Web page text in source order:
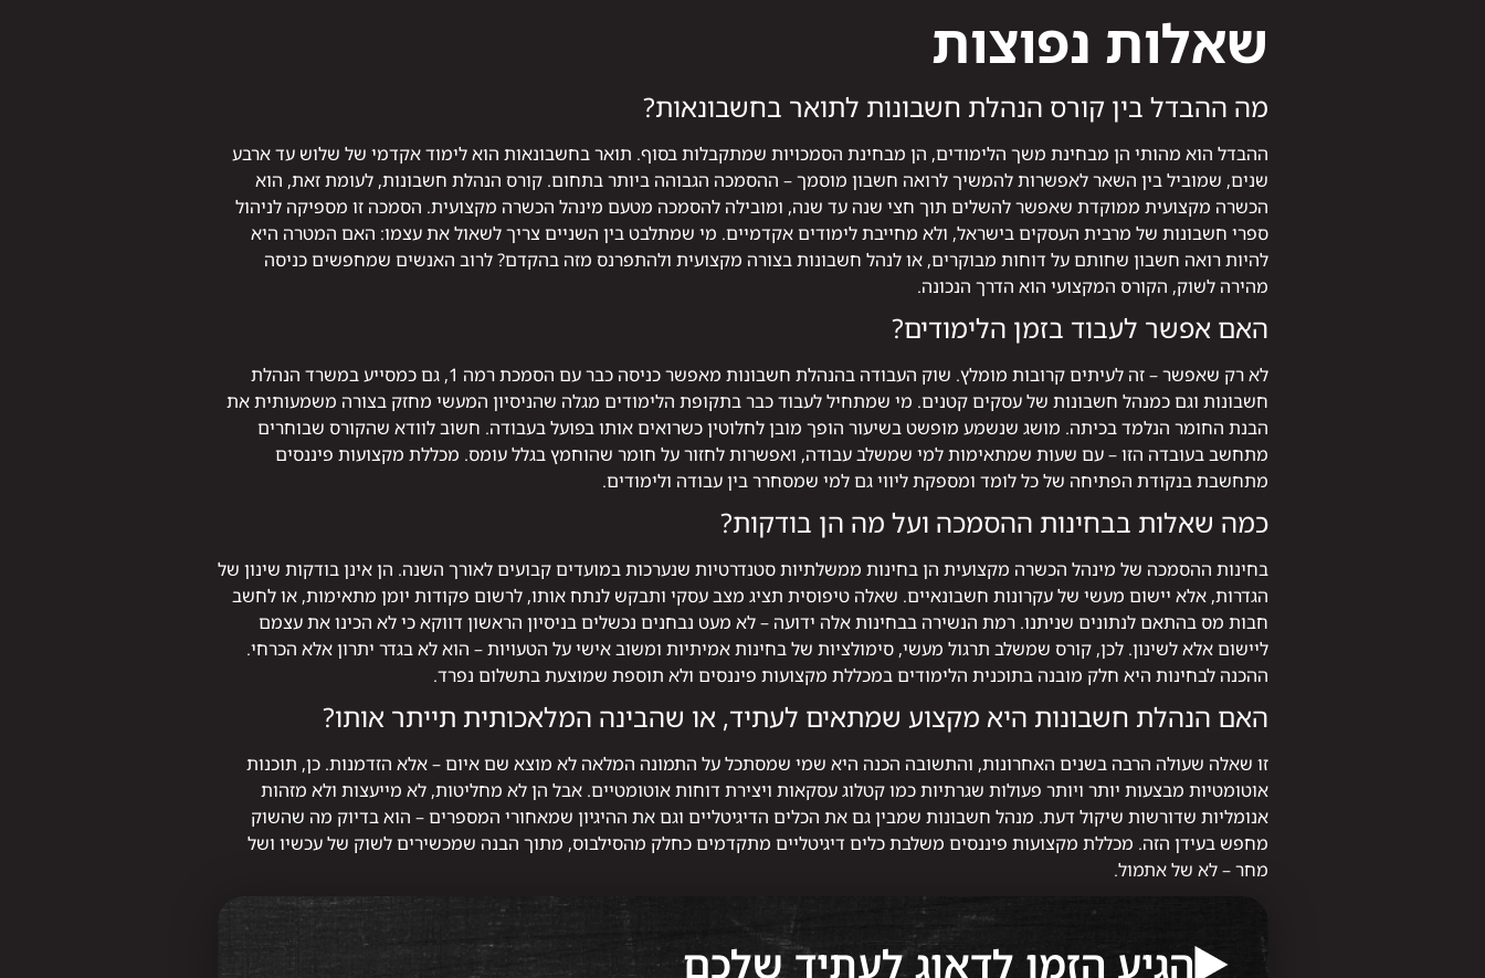
שאלות נפוצות
מה ההבדל בין קורס הנהלת חשבונות לתואר בחשבונאות?
ההבדל הוא מהותי הן מבחינת משך הלימודים, הן מבחינת הסמכויות שמתקבלות בסוף. תואר בחשבונאות הוא לימוד אקדמי של שלוש עד ארבע
שנים, שמוביל בין השאר לאפשרות להמשיך לרואה חשבון מוסמך – ההסמכה הגבוהה ביותר בתחום. קורס הנהלת חשבונות, לעומת זאת, הוא
הכשרה מקצועית ממוקדת שאפשר להשלים תוך חצי שנה עד שנה, ומובילה להסמכה מטעם מינהל הכשרה מקצועית. הסמכה זו מספיקה לניהול
ספרי חשבונות של מרבית העסקים בישראל, ולא מחייבת לימודים אקדמיים. מי שמתלבט בין השניים צריך לשאול את עצמו: האם המטרה היא
להיות רואה חשבון שחותם על דוחות מבוקרים, או לנהל חשבונות בצורה מקצועית ולהתפרנס מזה בהקדם? לרוב האנשים שמחפשים כניסה
מהירה לשוק, הקורס המקצועי הוא הדרך הנכונה.
האם אפשר לעבוד בזמן הלימודים?
לא רק שאפשר – זה לעיתים קרובות מומלץ. שוק העבודה בהנהלת חשבונות מאפשר כניסה כבר עם הסמכת רמה 1, גם כמסייע במשרד הנהלת
חשבונות וגם כמנהל חשבונות של עסקים קטנים. מי שמתחיל לעבוד כבר בתקופת הלימודים מגלה שהניסיון המעשי מחזק בצורה משמעותית את
הבנת החומר הנלמד בכיתה. מושג שנשמע מופשט בשיעור הופך מובן לחלוטין כשרואים אותו בפועל בעבודה. חשוב לוודא שהקורס שבוחרים
מתחשב בעובדה הזו – עם שעות שמתאימות למי שמשלב עבודה, ואפשרות לחזור על חומר שהוחמץ בגלל עומס. מכללת מקצועות פיננסים
מתחשבת בנקודת הפתיחה של כל לומד ומספקת ליווי גם למי שמסחרר בין עבודה ולימודים.
כמה שאלות בבחינות ההסמכה ועל מה הן בודקות?
בחינות ההסמכה של מינהל הכשרה מקצועית הן בחינות ממשלתיות סטנדרטיות שנערכות במועדים קבועים לאורך השנה. הן אינן בודקות שינון של
הגדרות, אלא יישום מעשי של עקרונות חשבונאיים. שאלה טיפוסית תציג מצב עסקי ותבקש לנתח אותו, לרשום פקודות יומן מתאימות, או לחשב
חבות מס בהתאם לנתונים שניתנו. רמת הנשירה בבחינות אלה ידועה – לא מעט נבחנים נכשלים בניסיון הראשון דווקא כי לא הכינו את עצמם
ליישום אלא לשינון. לכן, קורס שמשלב תרגול מעשי, סימולציות של בחינות אמיתיות ומשוב אישי על הטעויות – הוא לא בגדר יתרון אלא הכרחי.
ההכנה לבחינות היא חלק מובנה בתוכנית הלימודים במכללת מקצועות פיננסים ולא תוספת שמוצעת בתשלום נפרד.
האם הנהלת חשבונות היא מקצוע שמתאים לעתיד, או שהבינה המלאכותית תייתר אותו?
זו שאלה שעולה הרבה בשנים האחרונות, והתשובה הכנה היא שמי שמסתכל על התמונה המלאה לא מוצא שם איום – אלא הזדמנות. כן, תוכנות
אוטומטיות מבצעות יותר ויותר פעולות שגרתיות כמו קטלוג עסקאות ויצירת דוחות אוטומטיים. אבל הן לא מחליטות, לא מייעצות ולא מזהות
אנומליות שדורשות שיקול דעת. מנהל חשבונות שמבין גם את הכלים הדיגיטליים וגם את ההיגיון שמאחורי המספרים – הוא בדיוק מה שהשוק
מחפש בעידן הזה. מכללת מקצועות פיננסים משלבת כלים דיגיטליים מתקדמים כחלק מהסילבוס, מתוך הבנה שמכשירים לשוק של עכשיו ושל
מחר – לא של אתמול.
הגיע הזמן לדאוג לעתיד שלכם